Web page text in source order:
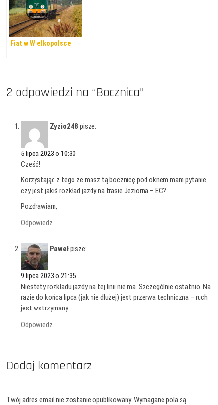
Fiat w Wielkopolsce
2 odpowiedzi na “Bocznica”
Zyzio248 pisze:
5 lipca 2023 o 10:30
Cześć!
Korzystając z tego że masz tą bocznicę pod oknem mam pytanie
czy jest jakiś rozkład jazdy na trasie Jeziorna – EC?
Pozdrawiam,
Odpowiedz
Pawełpisze:
9 lipca 2023 o 21:35
Niestety rozkładu jazdy na tej linii nie ma. Szczególnie ostatnio. Na
razie do końca lipca (jak nie dłużej) jest przerwa techniczna – ruch
jest wstrzymany.
Odpowiedz
Dodaj komentarz
Twój adres email nie zostanie opublikowany. Wymagane pola są